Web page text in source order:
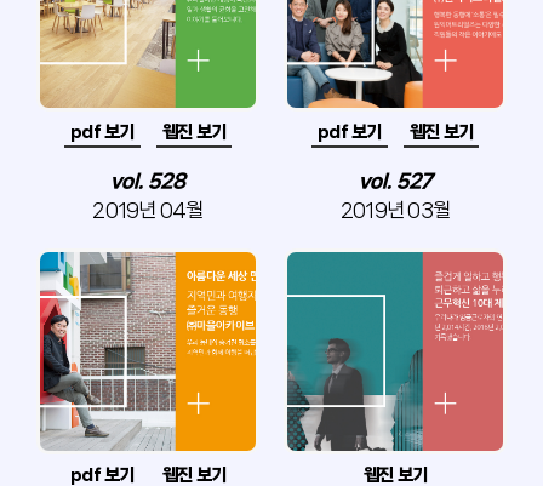
pdf 보기 웹진 보기
vol. 528
2019년 04월
pdf 보기 웹진 보기
vol. 527
2019년 03월
pdf 보기 웹진 보기 웹진 보기